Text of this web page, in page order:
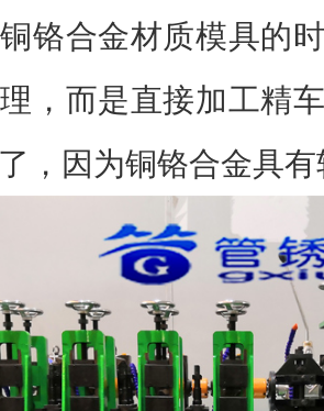
铬合金材质模具的
，而是直接加工精
，因为铜铬合金具